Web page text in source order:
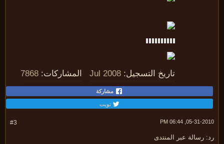
تاريخ التسجيل: Jul 2008 المشاركات: 7868
مشاركة
تويت
05-31-2010,
رسالة عبر المنتدى